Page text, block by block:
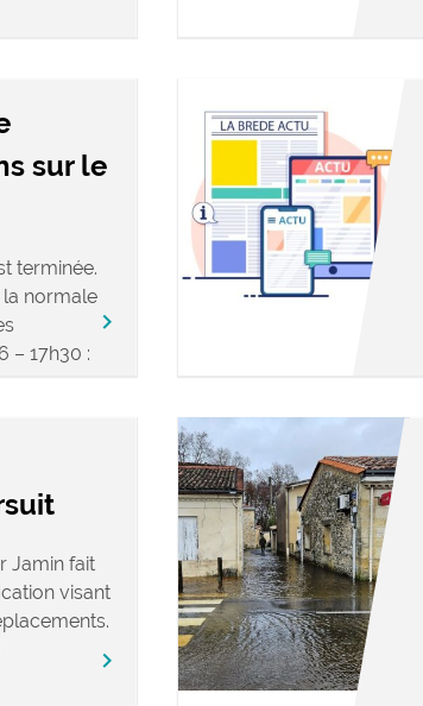
sur le
terminée.
la normale
– 17h30 :
keyboard_arrow_right
Jamin fait
visant
keyboard_arrow_right